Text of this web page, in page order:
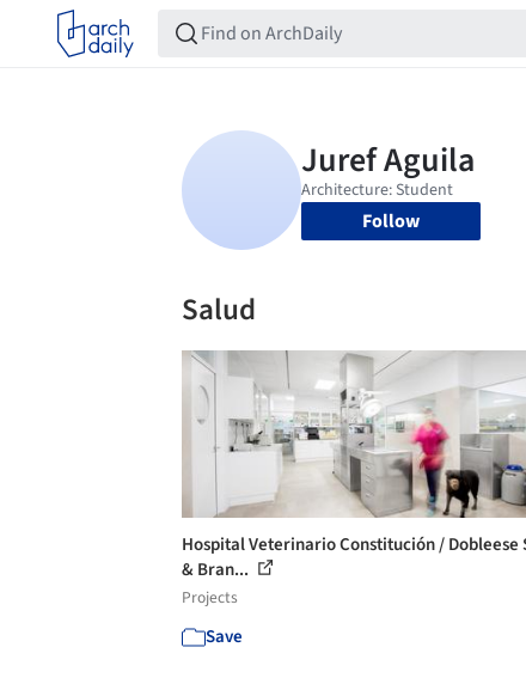
Follow
Salud
Hospital Veterinario Constitución / Dobleese
& Bran...
Projects
Save